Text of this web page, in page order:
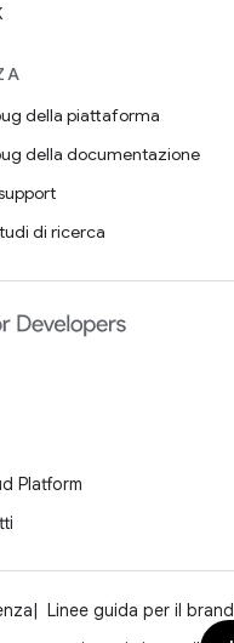
della piattaforma
della documentazione
di ricerca
Platform
Linee guida per il brand